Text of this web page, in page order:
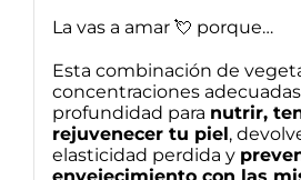
La vas a amar 💘 porque…
Esta combinación de
concentraciones
profundidad para nutrir,
rejuvenecer tu piel,
elasticidad perdida y
envejecimiento con las